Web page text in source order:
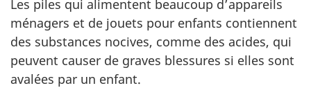
e
i
g
Les piles qui alimentent beaucoup d’appareils
ménagers et de jouets pour enfants contiennent
des substances nocives, comme des acides, qui
peuvent causer de graves blessures si elles sont
avalées par un enfant.